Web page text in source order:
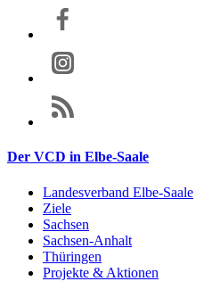
Der VCD in Elbe-Saale
Landesverband Elbe-Saale
Ziele
Sachsen
Sachsen-Anhalt
Thüringen
Projekte & Aktionen